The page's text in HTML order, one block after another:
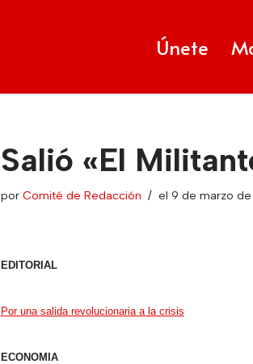
Únete
Salió «El
por Comité de Redacción el 9 de marzo de
EDITORIAL
Por una salida revolucionaria a la crisis
ECONOMIA